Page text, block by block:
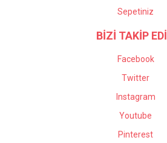
Sepetiniz
BİZİ TAKİP
Facebook
Twitter
Instagram
Youtube
Pinterest